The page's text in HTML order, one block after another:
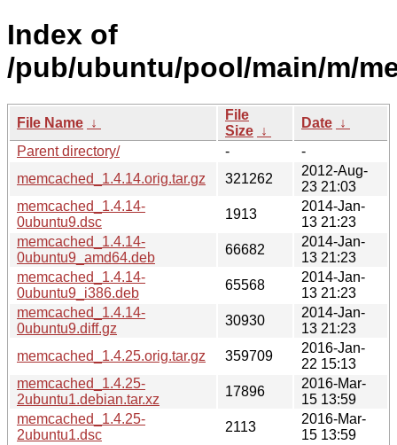
Index of
/pub/ubuntu/pool/main/m/
File Name ↓
File
Size ↓
Date ↓
Parent directory/
-
-
memcached_1.4.14.orig.tar.gz
321262
2012-Aug-
23 21:03
memcached_1.4.14-
0ubuntu9.dsc
1913
2014-Jan-
13 21:23
memcached_1.4.14-
0ubuntu9_amd64.deb
66682
2014-Jan-
13 21:23
memcached_1.4.14-
0ubuntu9_i386.deb
65568
2014-Jan-
13 21:23
memcached_1.4.14-
0ubuntu9.diff.gz
30930
2014-Jan-
13 21:23
memcached_1.4.25.orig.tar.gz
359709
2016-Jan-
22 15:13
memcached_1.4.25-
2ubuntu1.debian.tar.xz
17896
2016-Mar-
15 13:59
memcached_1.4.25-
2ubuntu1.dsc
2113
2016-Mar-
15 13:59